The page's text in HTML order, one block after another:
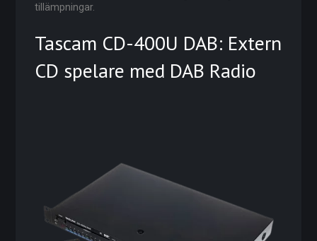
tillämpningar.
Tascam CD-400U DAB: Extern
CD spelare med DAB Radio